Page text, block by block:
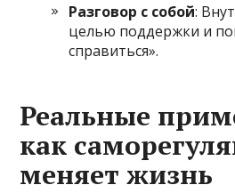
Разговор с собой:
целью поддержки и
справиться».
Реальные
как
меняет жизнь